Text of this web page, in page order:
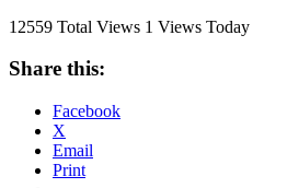
12559 Total Views 1 Views Today
Share this:
Facebook
X
Email
Print